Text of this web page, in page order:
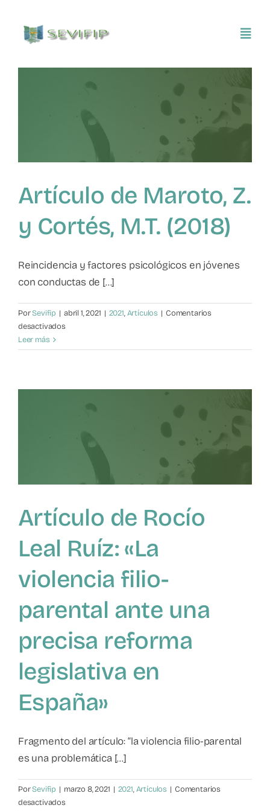
contenido
Asociarse
SEVIFIP CONECTA
Mapa de recursos
Observatorio VFP
Artículo de Maroto, Z.
y Cortés, M.T. (2018)
Reincidencia y factores psicológicos en jóvenes
con conductas de [...]
PorSevifip | abril 1, 2021 | 2021,Artículos | Comentarios
desactivadosen
de
y
Leer más
Artículo de Rocío
Leal Ruíz: «La
violencia filio-
parental ante una
precisa reforma
legislativa en
España»
Fragmento del artículo: “la violencia filio-parental
es una problemática [...]
PorSevifip | marzo 8, 2021 | 2021,Artículos | Comentarios
desactivadosen